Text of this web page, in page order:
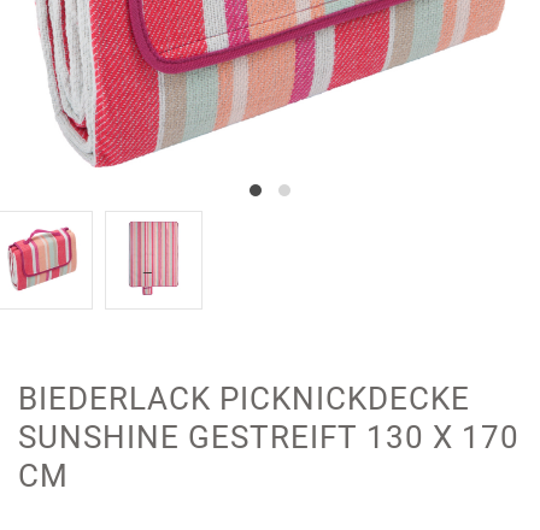
BIEDERLACK PICKNICKDECKE
SUNSHINE GESTREIFT 130 X 170
CM